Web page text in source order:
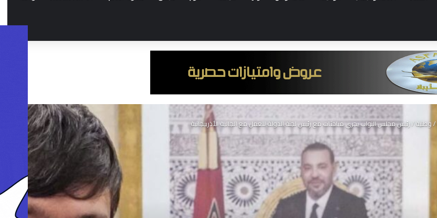
/وطنية/رئيس مجلس النواب يجري مباحثات مع رئيس لجنة الدولة للعمل مع الجالية الأذربيجانية